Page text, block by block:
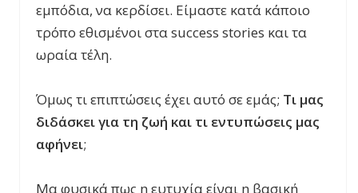
εμπόδια, να κερδίσει. Είμαστε κατά κάποιο
τρόπο εθισμένοι στα success stories και τα
ωραία τέλη.
Όμως τι επιπτώσεις έχει αυτό σε εμάς; Τι μας
διδάσκει για τη ζωή και τι εντυπώσεις μας
αφήνει;
Μα φυσικά πως η ευτυχία είναι η βασική